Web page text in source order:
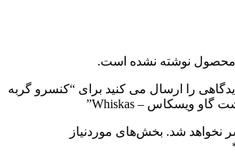
محصول نوشته نشده است.
را ارسال می کنید برای “کنسرو گربه
نخواهد شد. بخش‌های موردنیاز